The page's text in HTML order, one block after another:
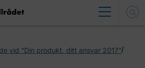
vid ”Din produkt, ditt ansvar 2017”/